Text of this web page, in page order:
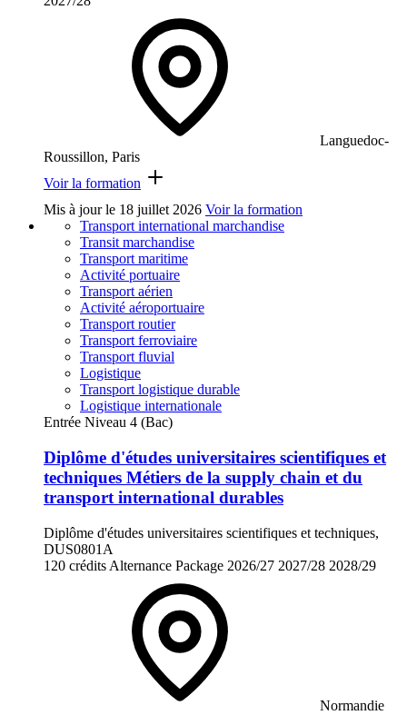
Languedoc-
Roussillon, Paris
Voir la formation
Mis à jour le 18 juillet 2026 Voir la formation
Transport international marchandise
Transit marchandise
Transport maritime
Activité portuaire
Transport aérien
Activité aéroportuaire
Transport routier
Transport ferroviaire
Transport fluvial
Logistique
Transport logistique durable
Logistique internationale
Entrée Niveau 4 (Bac)
Diplôme d'études universitaires scientifiques et
techniques Métiers de la supply chain et du
transport international durables
Diplôme d'études universitaires scientifiques et techniques,
DUS0801A
120 crédits Alternance Package 2026/27 2027/28 2028/29
Normandie